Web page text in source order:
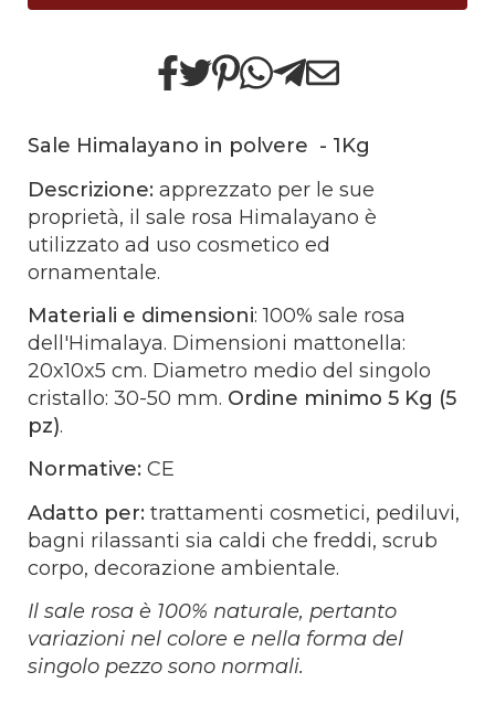
Sale Himalayano in polvere - 1Kg
Descrizione: apprezzato per le sue
proprietà, il sale rosa Himalayano è
utilizzato ad uso cosmetico ed
ornamentale.
Materiali e dimensioni: 100% sale rosa
dell'Himalaya. Dimensioni mattonella:
20x10x5 cm. Diametro medio del singolo
cristallo: 30-50 mm. Ordine minimo 5 Kg (5
pz).
Normative: CE
Adatto per: trattamenti cosmetici, pediluvi,
bagni rilassanti sia caldi che freddi, scrub
corpo, decorazione ambientale.
​Il sale rosa è 100% naturale, pertanto
variazioni nel colore e nella forma del
singolo pezzo sono normali.